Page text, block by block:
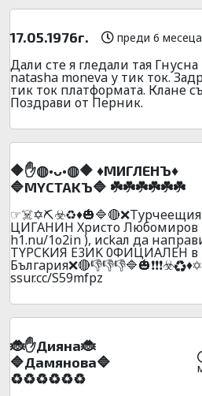
17.05.1976г. преди 6 месеца
Дали сте я гледали тая
natasha moneva у тик ток.
тик ток платформата. Клане
Поздрави от Перник.
🔶✋◍•ᴗ•◍🔶 ♦️MИГЛEHЪ♦️
🔷MYCTAKЪ🔷 ☘️☘️☘️☘️☘️☘️
ЦИГAHИH Xpиcтo Любoмиpoв
h1.nu/1o2in ), иckaл дa
TYPCKИЯ E3ИK 0ФИЦИAЛEH в
ssur.cc/S59mfpz
🐞✋Диянa🐞
🔷Дaмянoвa🔷
♻️♻️♻️♻️♻️♻️